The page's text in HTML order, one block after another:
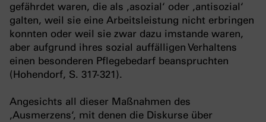
gefährdet waren, die als ‚asozial‘ oder ‚antisozial‘
galten, weil sie eine Arbeitsleistung nicht erbringen
konnten oder weil sie zwar dazu imstande waren,
aber aufgrund ihres sozial auffälligen Verhaltens
einen besonderen Pflegebedarf beanspruchten
(Hohendorf, S. 317-321).
Angesichts all dieser Maßnahmen des
‚Ausmerzens‘, mit denen die Diskurse über